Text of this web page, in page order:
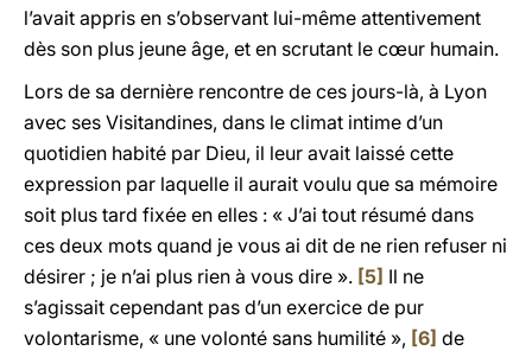
l’avait appris en s’observant lui-même attentivement
dès son plus jeune âge, et en scrutant le cœur humain.
Lors de sa dernière rencontre de ces jours-là, à Lyon
avec ses Visitandines, dans le climat intime d’un
quotidien habité par Dieu, il leur avait laissé cette
expression par laquelle il aurait voulu que sa mémoire
soit plus tard fixée en elles : « J’ai tout résumé dans
ces deux mots quand je vous ai dit de ne rien refuser ni
désirer ; je n’ai plus rien à vous dire ». [5] Il ne
s’agissait cependant pas d’un exercice de pur
volontarisme, « une volonté sans humilité », [6] de